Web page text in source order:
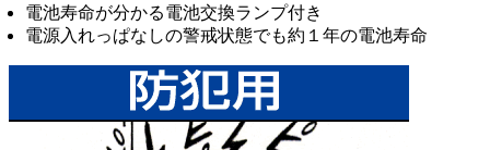
電池寿命が分かる電池交換ランプ付き
電源入れっぱなしの警戒状態でも約１年の電池寿命